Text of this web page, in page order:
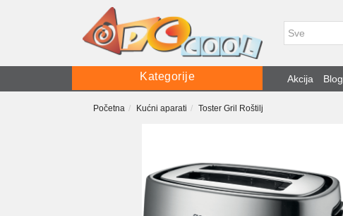
Kategorije Akcija Blog
Početna Kućni aparati Toster Gril Roštilj